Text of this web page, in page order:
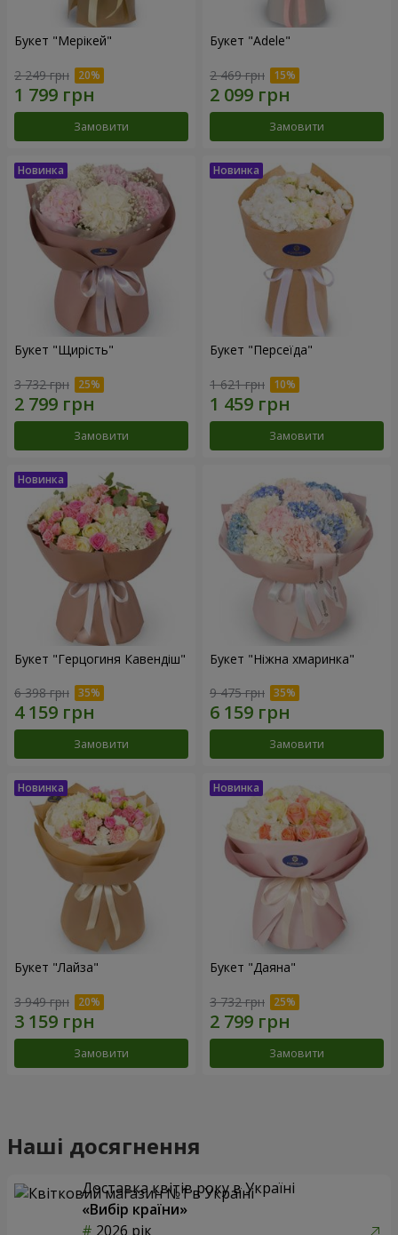
Букет "Мерікей"
2 249 грн
Замовити
Букет "Adele"
2 469 грн
Замовити
Букет "Щирість"
3 732 грн
Замовити
Букет "Персеїда"
1 621 грн
Замовити
Букет "Герцогиня Кавендіш"
6 398 грн
Замовити
Букет "Ніжна хмаринка"
9 475 грн
Замовити
Букет "Лайза"
3 949 грн
Замовити
Букет "Даяна"
3 732 грн
Замовити
Наші досягнення
Доставка квітів року в Україні
«Вибір країни»
2026 рік